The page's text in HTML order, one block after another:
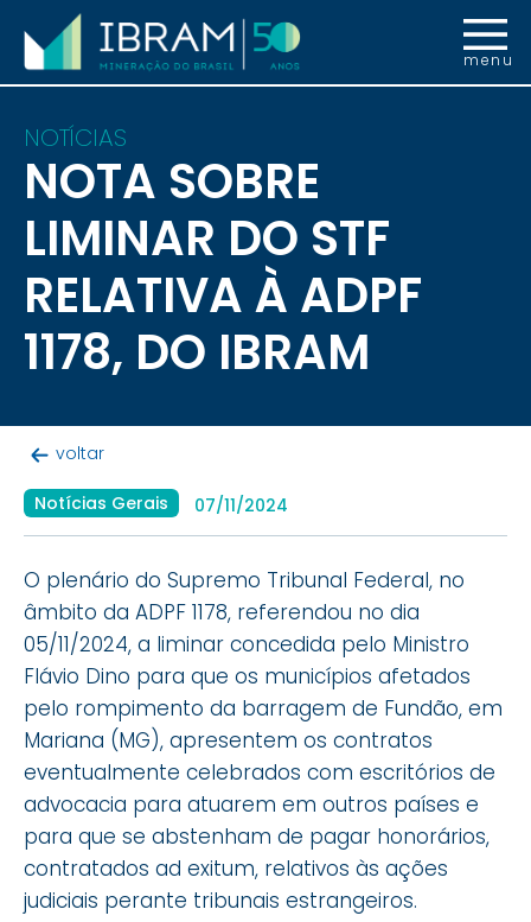
menu
NOTÍCIAS
NOTA SOBRE
LIMINAR DO STF
RELATIVA À ADPF
1178, DO IBRAM
voltar
Notícias Gerais 07/11/2024
O plenário do Supremo Tribunal Federal, no
âmbito da ADPF 1178, referendou no dia
05/11/2024, a liminar concedida pelo Ministro
Flávio Dino para que os municípios afetados
pelo rompimento da barragem de Fundão, em
Mariana (MG), apresentem os contratos
eventualmente celebrados com escritórios de
advocacia para atuarem em outros países e
para que se abstenham de pagar honorários,
contratados ad exitum, relativos às ações
judiciais perante tribunais estrangeiros.